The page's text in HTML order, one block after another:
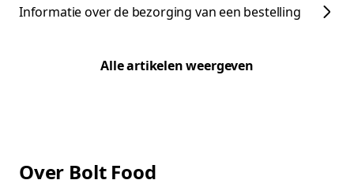
Informatie over de bezorging van een bestelling
Alle artikelen weergeven
Over Bolt Food